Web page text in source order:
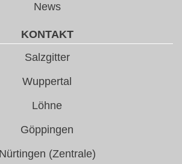
News
KONTAKT
Salzgitter
Wuppertal
Löhne
Göppingen
Nürtingen (Zentrale)